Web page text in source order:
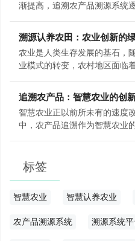
渐提高，追溯农产品溯源系统逐
溯源认养农田：农业创新的
农业是人类生存发展的基石，
业模式的转变，农村地区面临着
追溯农产品：智慧农业的创
智慧农业正以前所未有的速度
中，农产品追溯作为智慧农业的
标签
智慧农业 智慧认养农业
农产品溯源系统 溯源系统平